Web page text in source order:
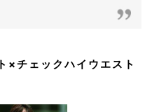
×チェックハイウエスト